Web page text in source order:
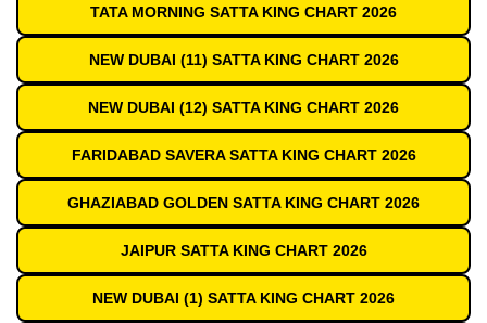
TATA MORNING SATTA KING CHART 2026
NEW DUBAI (11) SATTA KING CHART 2026
NEW DUBAI (12) SATTA KING CHART 2026
FARIDABAD SAVERA SATTA KING CHART 2026
GHAZIABAD GOLDEN SATTA KING CHART 2026
JAIPUR SATTA KING CHART 2026
NEW DUBAI (1) SATTA KING CHART 2026